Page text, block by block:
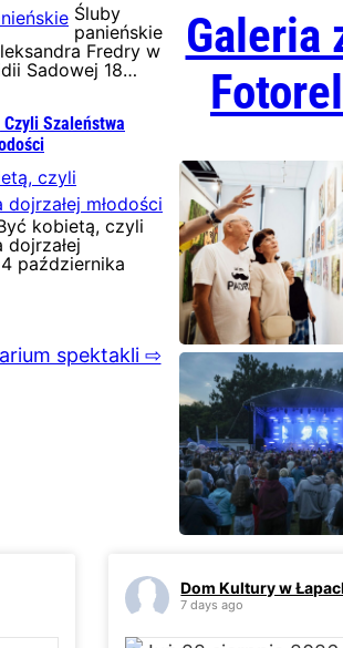
Śluby
panieńskie
Fredry w
Sadowej 18…
Szaleństwa
kobietą, czyli
dojrzałej
4 października
spektakli ⇨
Galeria
Dom Kultury w
7 days ago